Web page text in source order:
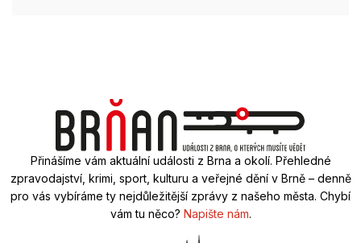
Přinášíme vám aktuální události z Brna a okolí. Přehledné
zpravodajství, krimi, sport, kulturu a veřejné dění v Brně – denně
pro vás vybíráme ty nejdůležitější zprávy z našeho města. Chybí
vám tu něco? Napište nám.